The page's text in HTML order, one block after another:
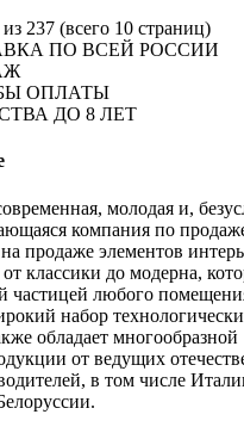
237 (всего 10 страниц)
ПО ВСЕЙ РОССИИ
ОПЛАТЫ
ДО 8 ЛЕТ
молодая и,
компания по
продаже элементов
классики до модерна,
частицей любого
набор
обладает многообразной
от ведущих
в том числе